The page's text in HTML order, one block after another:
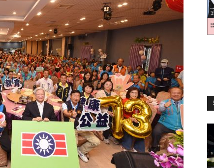
生
活
新